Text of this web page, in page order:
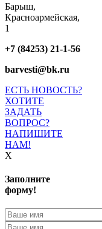
Барыш,
Красноармейская,
1
+7 (84253) 21-1-56
barvesti@bk.ru
ЕСТЬ НОВОСТЬ?
ХОТИТЕ
ЗАДАТЬ
ВОПРОС?
НАПИШИТЕ
НАМ!
X
Заполните
форму!